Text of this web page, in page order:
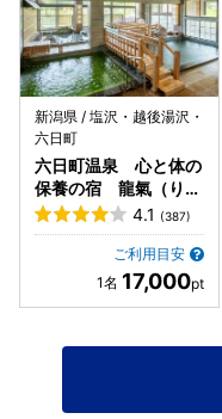
新潟県 / 塩沢・越後湯沢・
六日町
六日町温泉 心と体の
保養の宿 龍氣（りゅ
うき）
4.1 (387)
ご利用目安
17,000